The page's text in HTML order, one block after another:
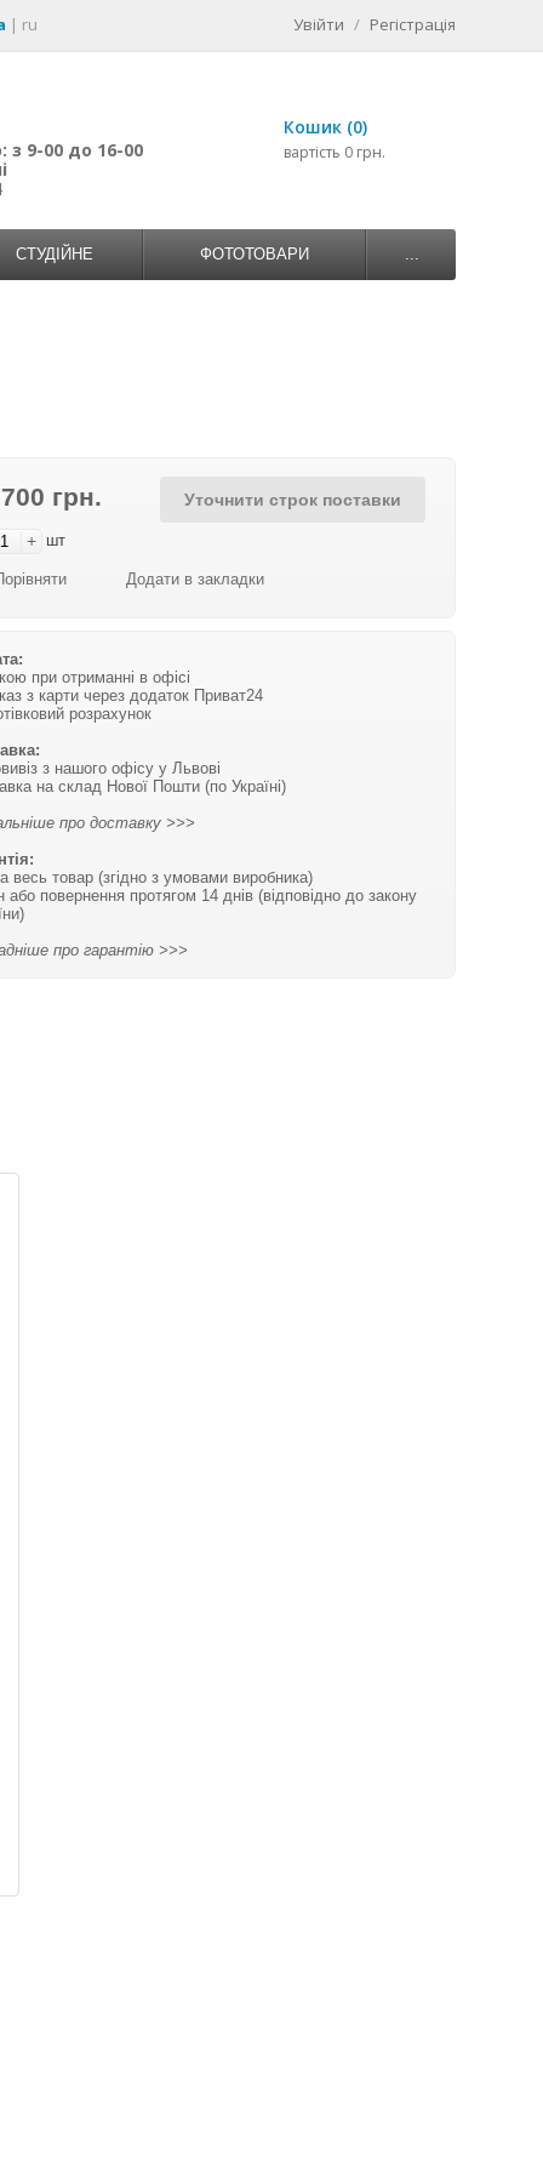
| ru Увійти / Регістрація
з 9-00 до 16-00
Кошик (0)
вартість 0 грн.
СТУДІЙНЕ ФОТОТОВАРИ ...
грн.
+ шт
Уточнити строк поставки
Додати в закладки
при отриманні в офісі
з карти через додаток Приват24
розрахунок
з нашого офісу у Львові
на склад Нової Пошти (по Україні)
про доставку >>>
весь товар (згідно з умовами виробника)
або повернення протягом 14 днів (відповідно до закону
про гарантію >>>